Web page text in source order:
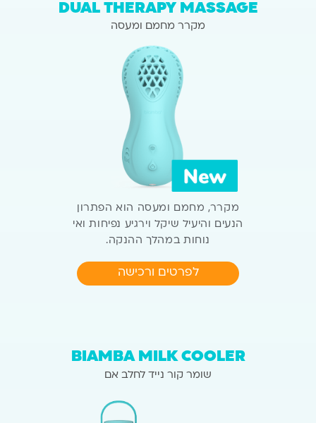
DUAL THERAPY MASSAGE
מקרר מחמם ומעסה
מקרר, מחמם ומעסה הוא הפתרון
הנעים והיעיל שיקל וירגיע נפיחות ואי
נוחות במהלך ההנקה.
לפרטים ורכישה
BIAMBA MILK COOLER
שומר קור נייד לחלב אם